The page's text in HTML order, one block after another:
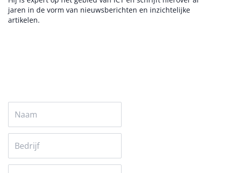
jaren in de vorm van nieuwsberichten en inzichtelijke
artikelen.